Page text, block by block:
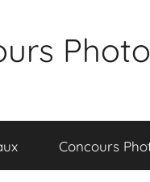
Photo
Concours